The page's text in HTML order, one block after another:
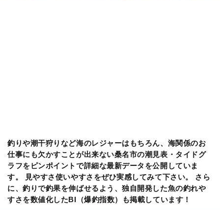
釣りや潮干狩りなど海のレジャーはもちろん、海関係のお
仕事にも欠かすことが出来ない桑名市の潮見表・タイドグ
ラフをピンポイントで詳細な最新データを公開していま
す。 見やすさ使いやすさをぜひ実感してみて下さい。 さら
に、釣りで釣果を伸ばせるよう、独自開発した魚の釣れや
すさを数値化したBI（爆釣指数）も掲載しています！